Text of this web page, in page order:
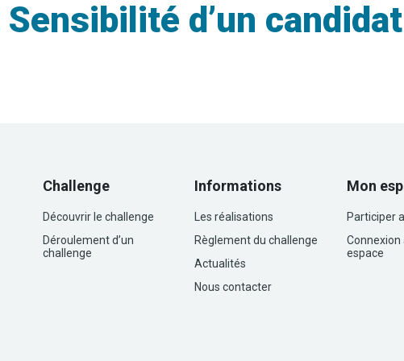
d’un
Challenge
Découvrir le challenge
Déroulement d’un
challenge
Informations
Les réalisations
Règlement du challenge
Actualités
Nous contacter
Mon
Participer
Connexion
espace